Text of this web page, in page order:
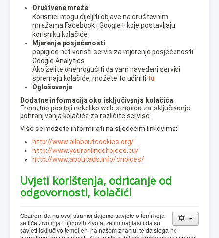
Društvene mreže
Korisnici mogu dijeljiti objave na društevnim
mrežama Facebook i Google+ koje postavljaju
korisniku kolačiće.
Mjerenje posjećenosti
papigice.net koristi servis za mjerenje posjećenosti
Google Analytics.
Ako želite onemogućiti da vam navedeni servisi
spremaju kolačiće, možete to učiniti tu
Oglašavanje
Dodatne informacija oko isključivanja kolačića
Trenutno postoji nekoliko web stranica za isključivanje
pohranjivanja kolačića za različite servise.
Više se možete informirati na sljedećim linkovima:
http://www.allaboutcookies.org/
http://www.youronlinechoices.eu/
http://www.aboutads.info/choices/
Uvjeti korištenja, odricanje od
odgovornosti, kolačići
Obzirom da na ovoj stranici dajemo savjete o temi koja
se tiče životinja i njihovih života, želim naglasiti da su
savjeti isključivo temeljeni na našem znanju, te da stoga ne